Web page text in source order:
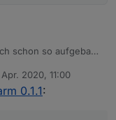
schon so aufgebaut
kommen für
und einen
Apr. 2020, 11:00
0.1.1: